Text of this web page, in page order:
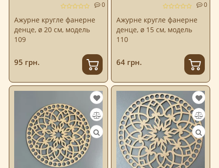
0
Ажурне кругле фанерне
денце, ø 20 см, модель
109
95 грн.
0
Ажурне кругле фанерне
денце, ø 15 см, модель
110
64 грн.